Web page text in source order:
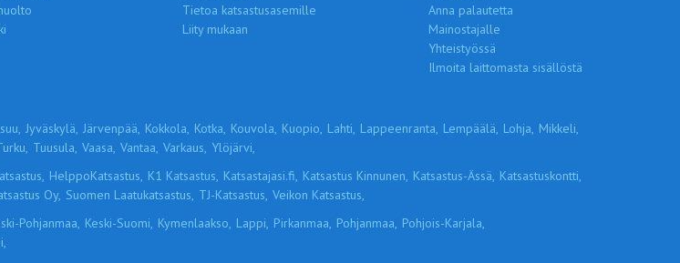
Tietoa katsastusasemille
Liity mukaan
Anna palautetta
Mainostajalle
Yhteistyössä
Ilmoita laittomasta sisällöstä
Jyväskylä, Järvenpää, Kokkola, Kotka, Kouvola, Kuopio, Lahti, Lappeenranta, Lempäälä, Lohja, Mikkeli,
Tuusula, Vaasa, Vantaa, Varkaus, Ylöjärvi,
HelppoKatsastus, K1 Katsastus, Katsastajasi.fi, Katsastus Kinnunen, Katsastus-Ässä, Katsastuskontti,
Oy, Suomen Laatukatsastus, TJ-Katsastus, Veikon Katsastus,
Pohjanmaa, Keski-Suomi, Kymenlaakso, Lappi, Pirkanmaa, Pohjanmaa, Pohjois-Karjala,